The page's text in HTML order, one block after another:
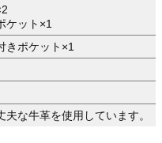
ケット×1
きポケット×1
な牛革を使用しています。